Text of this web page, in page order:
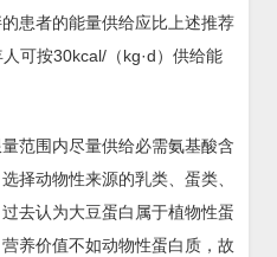
患者的能量供给应比上述推荐
可按30kcal/（kg·d）供给能
范围内尽量供给必需氨基酸含
择动物性来源的乳类、蛋类、
去认为大豆蛋白属于植物性蛋
养价值不如动物性蛋白质，故